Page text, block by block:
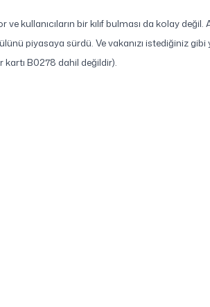
kullanıcıların bir kılıf bulması da kolay
piyasaya sürdü. Ve vakanızı istediğiniz
B0278 dahil değildir).